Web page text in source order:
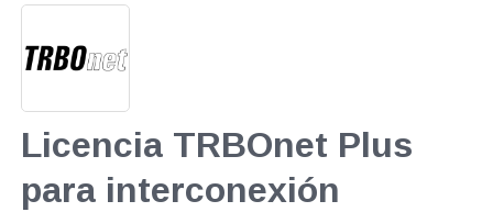
Licencia TRBOnet Plus
para interconexión